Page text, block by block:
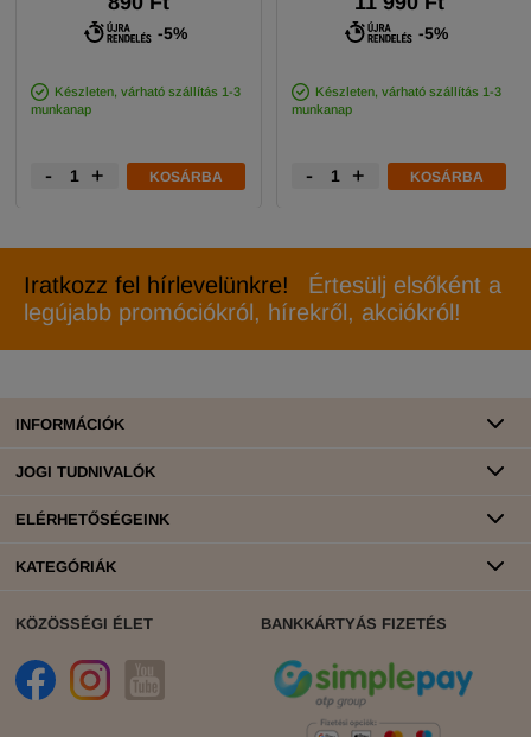
-5%
Készleten, várható szállítás 1-3
munkanap
- + KOSÁRBA
-5%
Készleten, várható szállítás 1-3
munkanap
- + KOSÁRBA
Iratkozz fel hírlevelünkre!
Értesülj elsőként a
legújabb promóciókról, hírekről, akciókról!
INFORMÁCIÓK
JOGI TUDNIVALÓK
ELÉRHETŐSÉGEINK
KATEGÓRIÁK
KÖZÖSSÉGI ÉLET BANKKÁRTYÁS FIZETÉS